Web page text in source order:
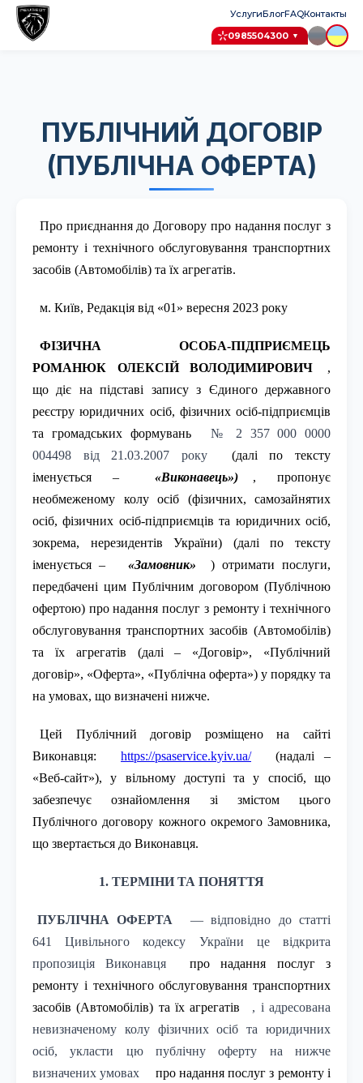
УслугиБлогFAQКонтакты
0985504300 ▼
ПУБЛІЧНИЙ ДОГОВІР
(ПУБЛІЧНА ОФЕРТА)
Про приєднання до Договору про надання послуг з
ремонту і технічного обслуговування транспортних
засобів (Автомобілів) та їх агрегатів.
м. Київ, Редакція від «01» вересня 2023 року
ФІЗИЧНА ОСОБА-ПІДПРИЄМЕЦЬ
РОМАНЮК ОЛЕКСІЙ ВОЛОДИМИРОВИЧ
,
що діє на підставі запису з Єдиного державного
реєстру юридичних осіб, фізичних осіб-підприємців
та громадських формувань
№ 2 357 000 0000
004498 від 21.03.2007 року
(далі по тексту
іменується –
«Виконавець»)
, пропонує
необмеженому колу осіб (фізичних, самозайнятих
осіб, фізичних осіб-підприємців та юридичних осіб,
зокрема, нерезидентів України) (далі по тексту
іменується –
«Замовник»
) отримати послуги,
передбачені цим Публічним договором (Публічною
офертою) про надання послуг з ремонту і технічного
обслуговування транспортних засобів (Автомобілів)
та їх агрегатів (далі – «Договір», «Публічний
договір», «Оферта», «Публічна оферта») у порядку та
на умовах, що визначені нижче.
Цей Публічний договір розміщено на сайті
Виконавця:
https://psaservice.kyiv.ua/
(надалі –
«Веб-сайт»), у вільному доступі та у спосіб, що
забезпечує ознайомлення зі змістом цього
Публічного договору кожного окремого Замовника,
що звертається до Виконавця.
1. ТЕРМІНИ ТА ПОНЯТТЯ
ПУБЛІЧНА ОФЕРТА
— відповідно до статті
641 Цивільного кодексу України це відкрита
пропозиція Виконавця
про надання послуг з
ремонту і технічного обслуговування транспортних
засобів (Автомобілів) та їх агрегатів
, і адресована
невизначеному колу фізичних осіб та юридичних
осіб, укласти цю публічну оферту на нижче
визначених умовах
про надання послуг з ремонту і